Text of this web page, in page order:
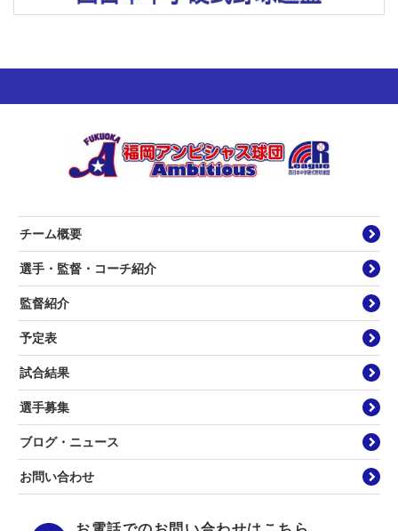
チーム概要
選手・監督・コーチ紹介
監督紹介
予定表
試合結果
選手募集
ブログ・ニュース
お問い合わせ